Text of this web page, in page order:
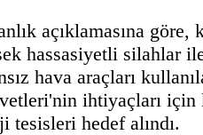
açıklamasına
hassasiyetli silahlar
hava araçları
ihtiyaçları için
tesisleri hedef alındı.